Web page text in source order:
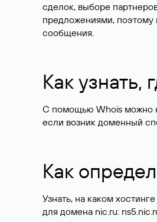
сделок, выборе
предложениями, поэтому
сообщения.
Как узнать,
С помощью Whois можно
если возник доменный
Как
Узнать, на каком
для домена nic.ru: